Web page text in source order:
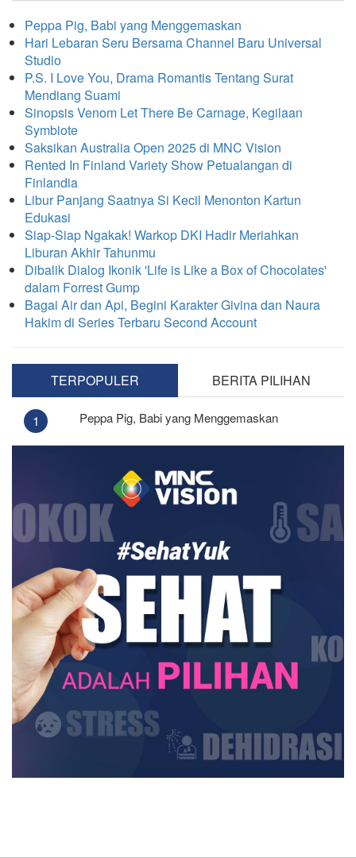
Peppa Pig, Babi yang Menggemaskan
Hari Lebaran Seru Bersama Channel Baru Universal
Studio
P.S. I Love You, Drama Romantis Tentang Surat
Mendiang Suami
Sinopsis Venom Let There Be Carnage, Kegilaan
Symbiote
Saksikan Australia Open 2025 di MNC Vision
Rented In Finland Variety Show Petualangan di
Finlandia
Libur Panjang Saatnya Si Kecil Menonton Kartun
Edukasi
Siap-Siap Ngakak! Warkop DKI Hadir Meriahkan
Liburan Akhir Tahunmu
Dibalik Dialog Ikonik 'Life is Like a Box of Chocolates'
dalam Forrest Gump
Bagai Air dan Api, Begini Karakter Givina dan Naura
Hakim di Series Terbaru Second Account
TERPOPULER BERITA PILIHAN
1 Peppa Pig, Babi yang Menggemaskan